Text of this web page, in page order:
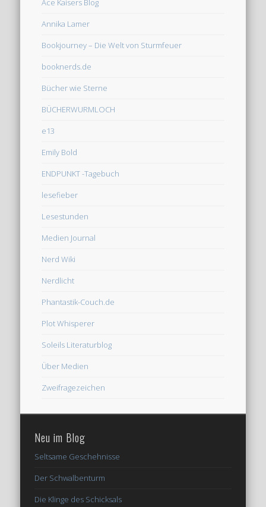
Ace Kaisers Blog
Annika Lamer
Bookjourney – Die Welt von Sturmfeuer
booknerds.de
Bücher wie Sterne
BÜCHERWURMLOCH
e13
Emily Bold
ENDPUNKT -Tagebuch
lesefieber
Lesestunden
Medien Journal
Nerd Wiki
Nerdlicht
Phantastik-Couch.de
Plot Whisperer
Soleils Literaturblog
Über Medien
Zweifragezeichen
Neu im Blog
Seltsame Geschehnisse
Der Schwalbenturm
Die Klinge des Schicksals